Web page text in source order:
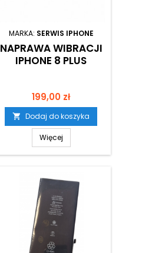
MARKA: SERWIS IPHONE
NAPRAWA WIBRACJI
IPHONE 8 PLUS
Cena
199,00 zł
 Dodaj do koszyka
Więcej